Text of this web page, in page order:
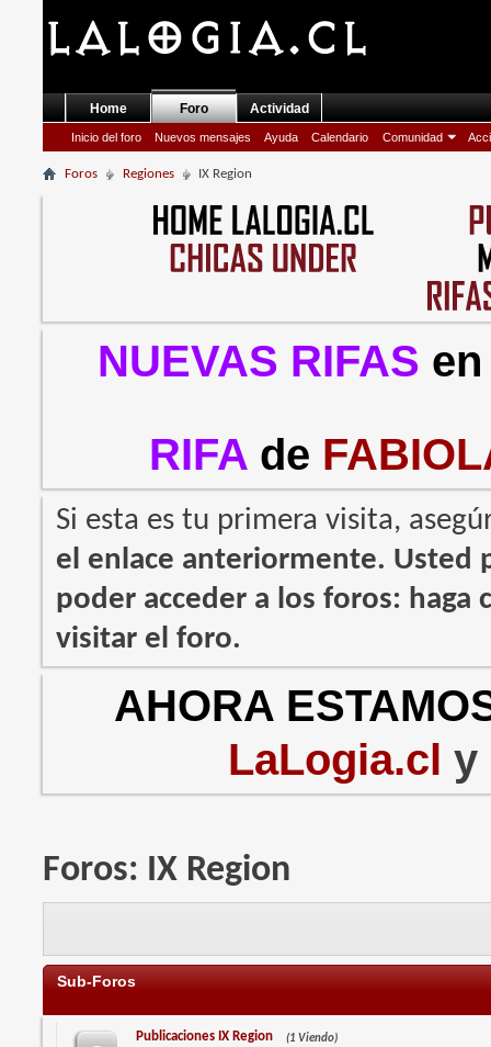
Home Foro
Inicio del foro Nuevos mensajes Ayuda Calendario Comunidad
Actividad
Foros Regiones IX Region
NUEVAS RIFAS en
RIFA de
Si esta es tu primera visita,
el enlace anteriormente. Usted
poder acceder a los foros: haga
visitar el foro.
AHORA
LaLogia.cl y
Foros: IX Region
Sub-Foros
Publicaciones IX Region (1 Viendo)